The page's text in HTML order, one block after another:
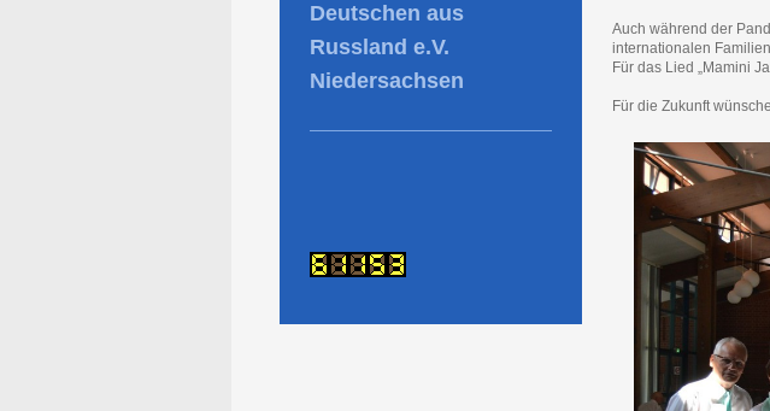
Auch während der
internationalen
Für das Lied „Mamini
Für die Zukunft
Deutschen aus
Russland e.V.
Niedersachsen